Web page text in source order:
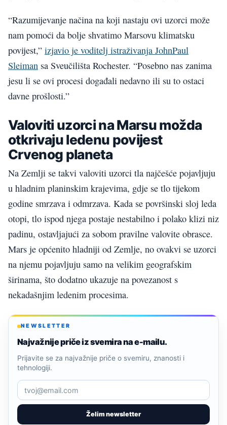
“Razumijevanje načina na koji nastaju ovi uzorci može
nam pomoći da bolje shvatimo Marsovu klimatsku
povijest,” izjavio je voditelj istraživanja JohnPaul
Sleiman sa Sveučilišta Rochester. “Posebno nas zanima
jesu li se ovi procesi događali nedavno ili su to ostaci
davne prošlosti.”
Valoviti uzorci na Marsu možda
otkrivaju ledenu povijest
Crvenog planeta
Na Zemlji se takvi valoviti uzorci tla najčešće pojavljuju
u hladnim planinskim krajevima, gdje se tlo tijekom
godine smrzava i odmrzava. Kada se površinski sloj leda
otopi, tlo ispod njega postaje nestabilno i polako klizi niz
padinu, ostavljajući za sobom pravilne valovite obrasce.
Mars je općenito hladniji od Zemlje, no ovakvi se uzorci
na njemu pojavljuju samo na velikim geografskim
širinama, što dodatno ukazuje na povezanost s
nekadašnjim ledenim procesima.
NEWSLETTER
Najvažnije priče iz svemira na e-mailu.
Želim newsletter
Prijavite se za najvažnije priče o svemiru, znanosti i
tehnologiji.